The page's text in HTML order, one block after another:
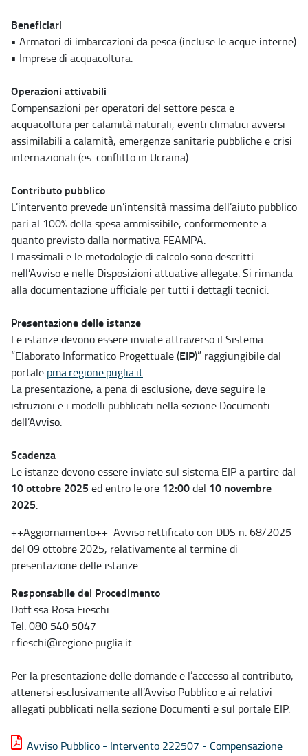
Beneficiari
• Armatori di imbarcazioni da pesca (incluse le acque interne)
• Imprese di acquacoltura.
Operazioni attivabili
Compensazioni per operatori del settore pesca e
acquacoltura per calamità naturali, eventi climatici avversi
assimilabili a calamità, emergenze sanitarie pubbliche e crisi
internazionali (es. conflitto in Ucraina).
Contributo pubblico
L’intervento prevede un’intensità massima dell’aiuto pubblico
pari al 100% della spesa ammissibile, conformemente a
quanto previsto dalla normativa FEAMPA.
I massimali e le metodologie di calcolo sono descritti
nell’Avviso e nelle Disposizioni attuative allegate. Si rimanda
alla documentazione ufficiale per tutti i dettagli tecnici.
Presentazione delle istanze
Le istanze devono essere inviate attraverso il Sistema
“Elaborato Informatico Progettuale (EIP)” raggiungibile dal
portale pma.regione.puglia.it.
La presentazione, a pena di esclusione, deve seguire le
istruzioni e i modelli pubblicati nella sezione Documenti
dell’Avviso.
Scadenza
Le istanze devono essere inviate sul sistema EIP a partire dal
10 ottobre 2025 ed entro le ore 12:00del 10 novembre
2025.
++Aggiornamento++ Avviso rettificato con DDS n. 68/2025
del 09 ottobre 2025, relativamente al termine di
presentazione delle istanze.
Responsabile del Procedimento
Dott.ssa Rosa Fieschi
Tel. 080 540 5047
r.fieschi@regione.puglia.it
Per la presentazione delle domande e l’accesso al contributo,
attenersi esclusivamente all’Avviso Pubblico e ai relativi
allegati pubblicati nella sezione Documenti e sul portale EIP.
Avviso Pubblico - Intervento 222507 - Compensazione